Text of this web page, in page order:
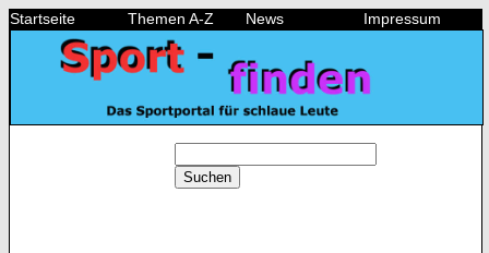
Startseite Themen A-Z News Impressum
Suchen